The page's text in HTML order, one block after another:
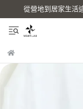
從營地到居家生活